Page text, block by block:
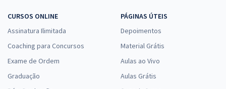
CURSOS ONLINE
Assinatura Ilimitada
Coaching para Concursos
Exame de Ordem
Graduação
PÁGINAS ÚTEIS
Depoimentos
Material Grátis
Aulas ao Vivo
Aulas Grátis